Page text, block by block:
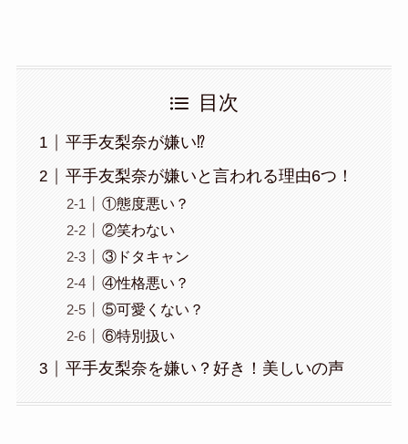
目次
平手友梨奈が嫌い⁉
平手友梨奈が嫌いと言われる理由6つ！
①態度悪い？
②笑わない
③ドタキャン
④性格悪い？
⑤可愛くない？
⑥特別扱い
平手友梨奈を嫌い？好き！美しいの声